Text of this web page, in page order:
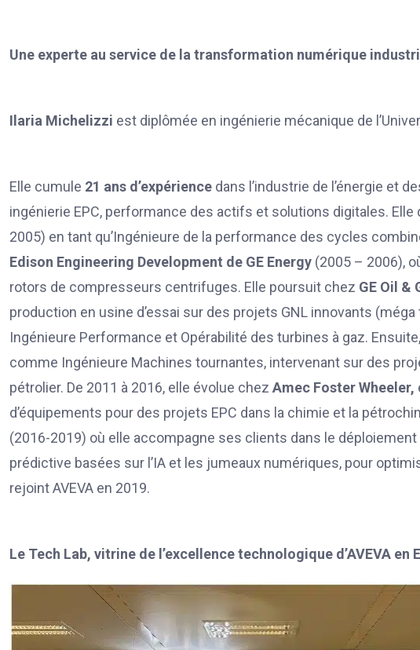
Une experte au service de la transformation numérique
Ilaria Michelizzi est diplômée en ingénierie mécanique de
Elle cumule 21 ans d’expérience dans l’industrie de l’énergie et
ingénierie EPC, performance des actifs et solutions digitales. Elle
2005) en tant qu’Ingénieure de la performance des cycles
Edison Engineering Development de GE Energy (2005 – 2006),
rotors de compresseurs centrifuges. Elle poursuit chez GE Oil &
production en usine d’essai sur des projets GNL innovants
Ingénieure Performance et Opérabilité des turbines à gaz.
comme Ingénieure Machines tournantes, intervenant sur des
pétrolier. De 2011 à 2016, elle évolue chez Amec Foster Wheeler,
d’équipements pour des projets EPC dans la chimie et la
(2016-2019) où elle accompagne ses clients dans le
prédictive basées sur l’IA et les jumeaux numériques, pour
rejoint AVEVA en 2019.
Le Tech Lab, vitrine de l’excellence technologique d’AVEVA en